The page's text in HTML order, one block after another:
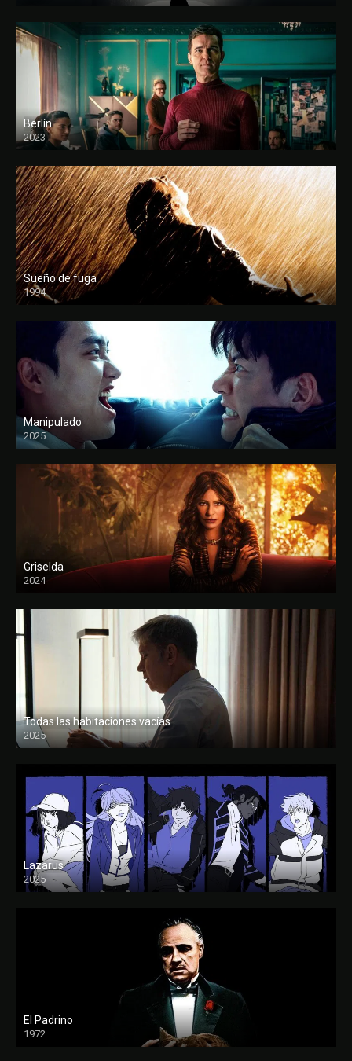
Berlín
2023
Sueño de fuga
1994
FULL HD
Manipulado
2025
Griselda
2024
Todas las habitaciones vacías
2025
FULL HD
Lazarus
2025
El Padrino
1972
FULL HD